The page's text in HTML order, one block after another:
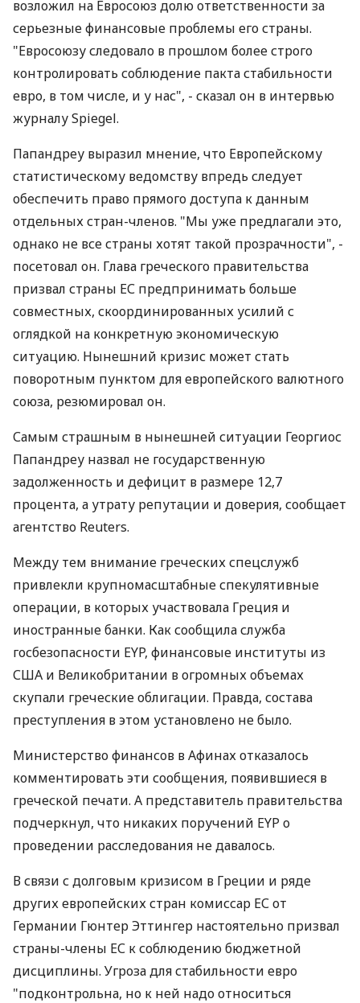
возложил на Евросоюз долю ответственности за
серьезные финансовые проблемы его страны.
"Евросоюзу следовало в прошлом более строго
контролировать соблюдение пакта стабильности
евро, в том числе, и у нас", - сказал он в интервью
журналу Spiegel.
Папандреу выразил мнение, что Европейскому
статистическому ведомству впредь следует
обеспечить право прямого доступа к данным
отдельных стран-членов. "Мы уже предлагали это,
однако не все страны хотят такой прозрачности", -
посетовал он. Глава греческого правительства
призвал страны ЕС предпринимать больше
совместных, скоординированных усилий с
оглядкой на конкретную экономическую
ситуацию. Нынешний кризис может стать
поворотным пунктом для европейского валютного
союза, резюмировал он.
Самым страшным в нынешней ситуации Георгиос
Папандреу назвал не государственную
задолженность и дефицит в размере 12,7
процента, а утрату репутации и доверия, сообщает
агентство Reuters.
Между тем внимание греческих спецслужб
привлекли крупномасштабные спекулятивные
операции, в которых участвовала Греция и
иностранные банки. Как сообщила служба
госбезопасности EYP, финансовые институты из
США и Великобритании в огромных объемах
скупали греческие облигации. Правда, состава
преступления в этом установлено не было.
Министерство финансов в Афинах отказалось
комментировать эти сообщения, появившиеся в
греческой печати. А представитель правительства
подчеркнул, что никаких поручений EYP о
проведении расследования не давалось.
В связи с долговым кризисом в Греции и ряде
других европейских стран комиссар ЕС от
Германии Гюнтер Эттингер настоятельно призвал
страны-члены ЕС к соблюдению бюджетной
дисциплины. Угроза для стабильности евро
"подконтрольна, но к ней надо относиться